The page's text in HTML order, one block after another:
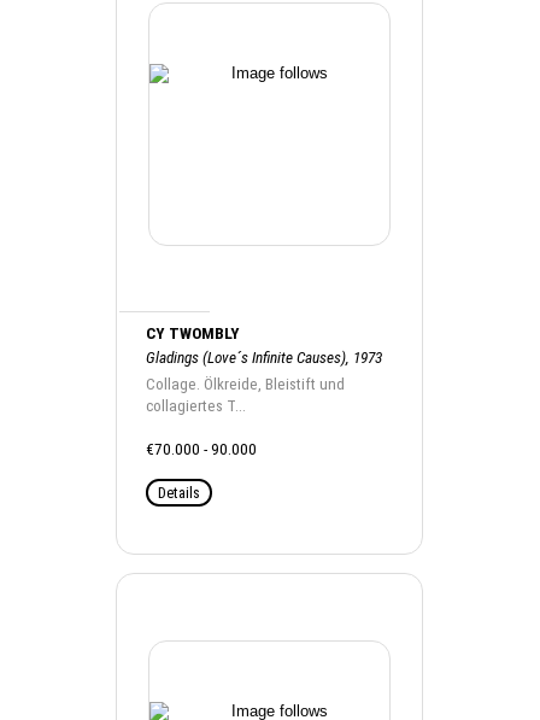
CY TWOMBLY
Gladings (Love´s Infinite Causes), 1973
Collage. Ölkreide, Bleistift und
collagiertes T...
€70.000 - 90.000
Details